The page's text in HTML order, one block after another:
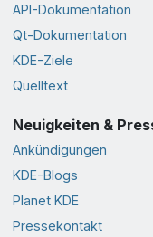
API-Dokumentation
Qt-Dokumentation
KDE-Ziele
Quelltext
Neuigkeiten &
Ankündigungen
KDE-Blogs
Planet KDE
Pressekontakt